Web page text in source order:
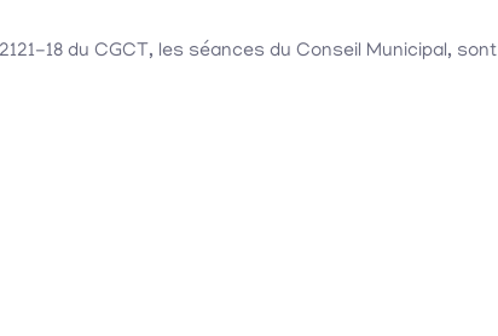
18 du CGCT, les séances du Conseil Municipal, sont